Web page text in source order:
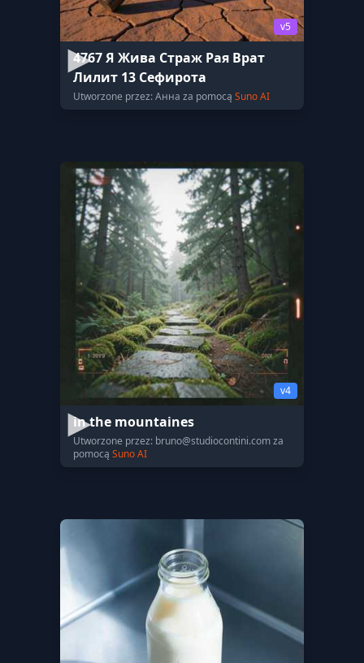
v5
4767 Я Жива Страж Рая Врат
Лилит 13 Сефирота
Utworzone przez: Анна za pomocą Suno AI
v4
in the mountaines
Utworzone przez: bruno@studiocontini.comza
pomocą Suno AI